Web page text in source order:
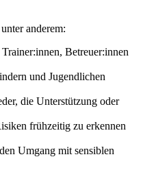
anderem:
Betreuer:innen
und Jugendlichen
die Unterstützung oder
frühzeitig zu erkennen
Umgang mit sensiblen